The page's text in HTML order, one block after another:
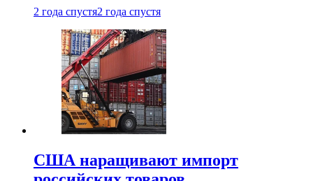
2 года спустя2 года спустя
США наращивают импорт